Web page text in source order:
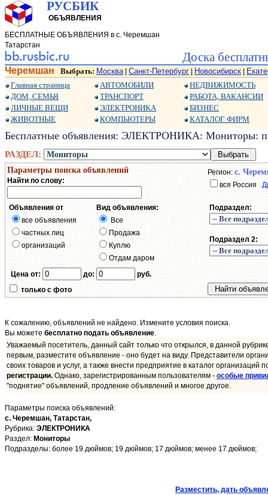
РУСБИК
ОБЪЯВЛЕНИЯ
БЕСПЛАТНЫЕ ОБЪЯВЛЕНИЯ в с. Черемшан
Татарстан
Доска
Черемшан Выбрать: Москва| Санкт-Петербург Новосибирск
Главная страница
ДОМ, СЕМЬЯ
ЛИЧНЫЕ ВЕЩИ
ЖИВОТНЫЕ
АВТОМОБИЛИ
ТРАНСПОРТ
ЭЛЕКТРОНИКА
КОМПЬЮТЕРЫ
НЕДВИЖИМОСТЬ
РАБОТА, ВАКАНСИИ
БИЗНЕС
КАТАЛОГ ФИРМ
Бесплатные объявления: ЭЛЕКТРОНИКА: Мониторы:
РАЗДЕЛ:
Параметры поиска объявлений
Найти по слову:
Регион: с.
вся Россия
Объявления от
все объявления
частных лиц
организаций
Вид объявления:
Все
Продажа
Куплю
Отдам даром
Подраздел:
Подраздел 2:
Цена от: до:
руб.
только с фото
К сожалению, объявлений не найдено. Измените условия поиска.
Вы можете бесплатно подать объявление.
Уважаемый посетитель, данный сайт только что открылся, в данной
первым, разместите объявление - оно будет на виду. Представители
своих товаров и услуг, а также внести предприятие в каталог организаций
регистрации. Однако, зарегистрированным пользователям - особые
"поднятие" объявлений, продление объявлений и многое другое.
Параметры поиска объявлений:
с. Черемшан, Татарстан,
Рубрика: ЭЛЕКТРОНИКА
Раздел: Мониторы
Подразделы: более 19 дюймов; 19 дюймов; 17 дюймов; менее 17 дюймов;
Разместить, дать